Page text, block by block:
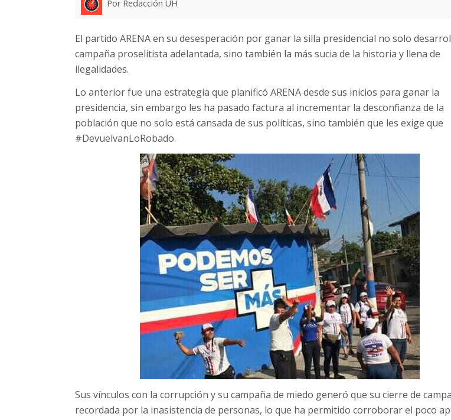
Por Redacción UH
El partido ARENA en su desesperación por ganar la silla presidencial no solo
campaña proselitista adelantada, sino también la más sucia de la historia y llena de
ilegalidades.
Lo anterior fue una estrategia que planificó ARENA desde sus inicios para ganar la
presidencia, sin embargo les ha pasado factura al incrementar la desconfianza de la
población que no solo está cansada de sus políticas, sino también que les exige que
#DevuelvanLoRobado.
Sus vínculos con la corrupción y su campaña de miedo generó que su cierre de
recordada por la inasistencia de personas, lo que ha permitido corroborar el poco